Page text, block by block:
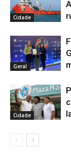
Cidade
Geral
Cidade